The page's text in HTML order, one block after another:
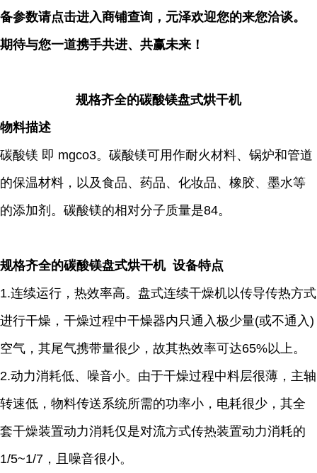
备参数请点击进入商铺查询，元泽欢迎您的来您洽谈。
期待与您一道携手共进、共赢未来！
规格齐全的碳酸镁盘式烘干机
物料描述
碳酸镁 即 mgco3。碳酸镁可用作耐火材料、锅炉和管道
的保温材料，以及食品、药品、化妆品、橡胶、墨水等
的添加剂。碳酸镁的相对分子质量是84。
规格齐全的碳酸镁盘式烘干机 设备特点
1.连续运行，热效率高。盘式连续干燥机以传导传热方式
进行干燥，干燥过程中干燥器内只通入极少量(或不通入)
空气，其尾气携带量很少，故其热效率可达65%以上。
2.动力消耗低、噪音小。由于干燥过程中料层很薄，主轴
转速低，物料传送系统所需的功率小，电耗很少，其全
套干燥装置动力消耗仅是对流方式传热装置动力消耗的
1/5~1/7，且噪音很小。